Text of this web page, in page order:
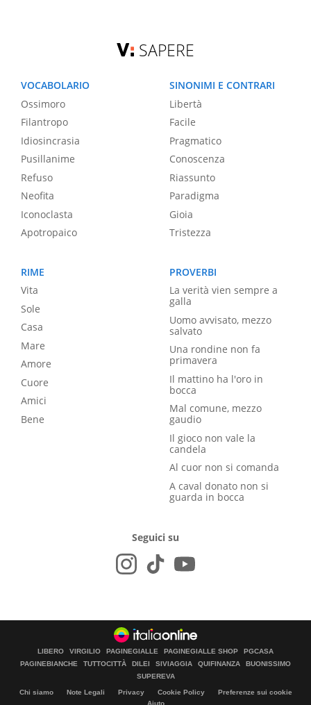
SAPERE
VOCABOLARIO
Ossimoro
Filantropo
Idiosincrasia
Pusillanime
Refuso
Neofita
Iconoclasta
Apotropaico
SINONIMI E CONTRARI
Libertà
Facile
Pragmatico
Conoscenza
Riassunto
Paradigma
Gioia
Tristezza
RIME
Vita
Sole
Casa
Mare
Amore
Cuore
Amici
Bene
PROVERBI
La verità vien sempre a
galla
Uomo avvisato, mezzo
salvato
Una rondine non fa
primavera
Il mattino ha l'oro in
bocca
Mal comune, mezzo
gaudio
Il gioco non vale la
candela
Al cuor non si comanda
A caval donato non si
guarda in bocca
Seguici su
LIBERO VIRGILIO PAGINEGIALLE PAGINEGIALLE SHOP
PGCASA
PAGINEBIANCHE
TUTTOCITTÀ DILEI SIVIAGGIA QUIFINANZA
BUONISSIMO
SUPEREVA
Chi siamo Note Legali Privacy Cookie Policy
Preferenze sui cookie